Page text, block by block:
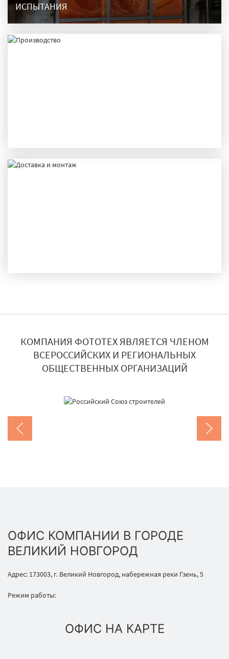
ИСПЫТАНИЯ
КОМПАНИЯ ФОТОТЕХ ЯВЛЯЕТСЯ ЧЛЕНОМ
ВСЕРОССИЙСКИХ И РЕГИОНАЛЬНЫХ
ОБЩЕСТВЕННЫХ ОРГАНИЗАЦИЙ
ОФИС КОМПАНИИ В ГОРОДЕ
ВЕЛИКИЙ НОВГОРОД
Адрес: 173003, г. Великий Новгород, набережная реки Гзень, 5
Режим работы:
ОФИС НА КАРТЕ